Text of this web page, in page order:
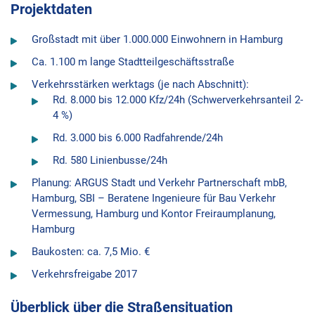
Projektdaten
Großstadt mit über 1.000.000 Einwohnern in Hamburg
Ca. 1.100 m lange Stadtteilgeschäftsstraße
Verkehrsstärken werktags (je nach Abschnitt):
Rd. 8.000 bis 12.000 Kfz/24h (Schwerverkehrsanteil 2-
4 %)
Rd. 3.000 bis 6.000 Radfahrende/24h
Rd. 580 Linienbusse/24h
Planung: ARGUS Stadt und Verkehr Partnerschaft mbB,
Hamburg, SBI – Beratene Ingenieure für Bau Verkehr
Vermessung, Hamburg und Kontor Freiraumplanung,
Hamburg
Baukosten: ca. 7,5 Mio. €
Verkehrsfreigabe 2017
Überblick über die Straßensituation